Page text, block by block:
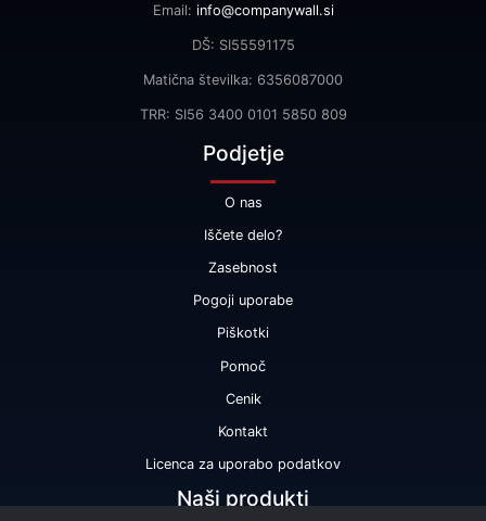
Email: info@companywall.si
DŠ: SI55591175
Matična številka: 6356087000
TRR: SI56 3400 0101 5850 809
Podjetje
O nas
Iščete delo?
Zasebnost
Pogoji uporabe
Piškotki
Pomoč
Cenik
Kontakt
Licenca za uporabo podatkov
Naši produkti